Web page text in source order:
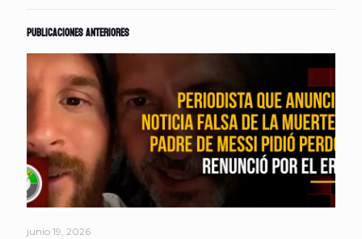
Publicaciones anteriores
junio 19, 2026